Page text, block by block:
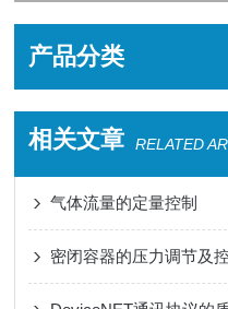
产品分类
相关文章 RELATED
气体流量的定量控制
密闭容器的压力调节及